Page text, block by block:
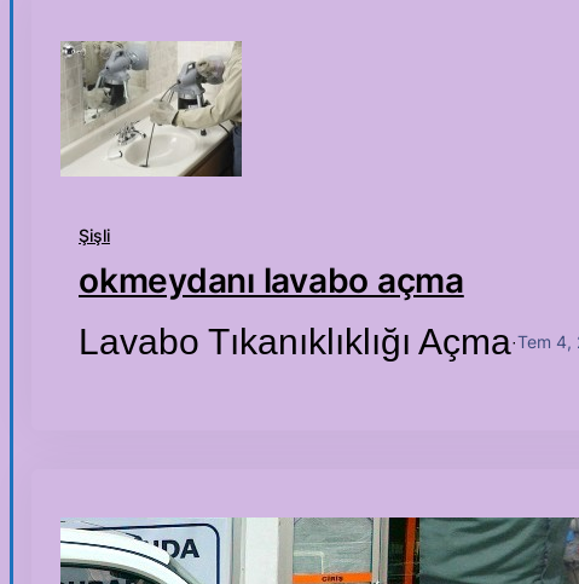
Şişli
okmeydanı lavabo açma
Lavabo Tıkanıklıklığı Açma·Tem 4,